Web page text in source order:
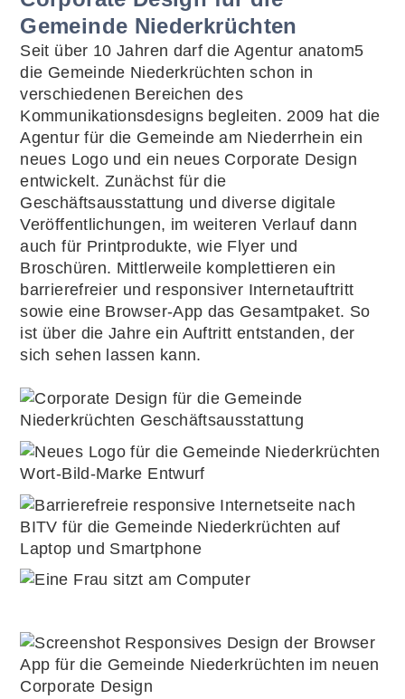
Gemeinde Niederkrüchten
Seit über 10 Jahren darf die Agentur anatom5
die Gemeinde Niederkrüchten schon in
verschiedenen Bereichen des
Kommunikationsdesigns begleiten. 2009 hat die
Agentur für die Gemeinde am Niederrhein ein
neues Logo und ein neues Corporate Design
entwickelt. Zunächst für die
Geschäftsausstattung und diverse digitale
Veröffentlichungen, im weiteren Verlauf dann
auch für Printprodukte, wie Flyer und
Broschüren. Mittlerweile komplettieren ein
barrierefreier und responsiver Internetauftritt
sowie eine Browser-App das Gesamtpaket. So
ist über die Jahre ein Auftritt entstanden, der
sich sehen lassen kann.